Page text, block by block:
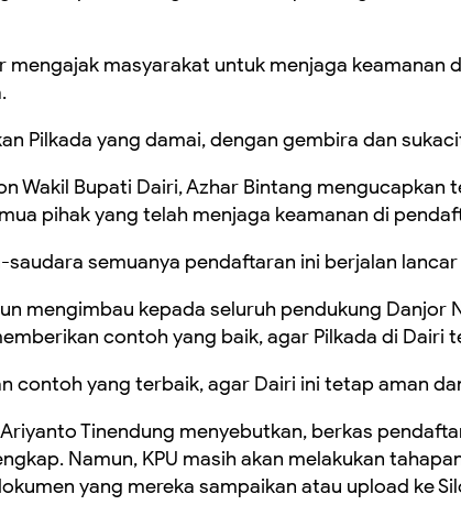
mengajak masyarakat untuk menjaga keamanan
Pilkada yang damai, dengan gembira dan
Wakil Bupati Dairi, Azhar Bintang mengucapkan
pihak yang telah menjaga keamanan di
saudara semuanya pendaftaran ini berjalan
mengimbau kepada seluruh pendukung Danjor
contoh yang baik, agar Pilkada di Dairi
contoh yang terbaik, agar Dairi ini tetap aman
Ariyanto Tinendung menyebutkan, berkas
Namun, KPU masih akan melakukan
yang mereka sampaikan atau upload ke